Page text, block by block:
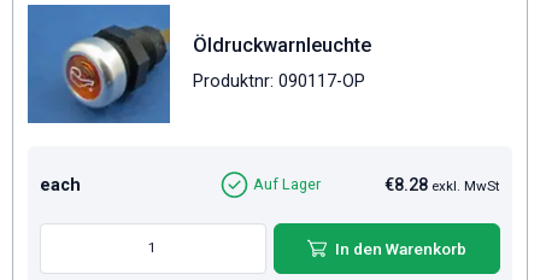
Öldruckwarnleuchte
Produktnr: 090117-OP
each €8.28 exkl. MwSt
Auf Lager
In den Warenkorb